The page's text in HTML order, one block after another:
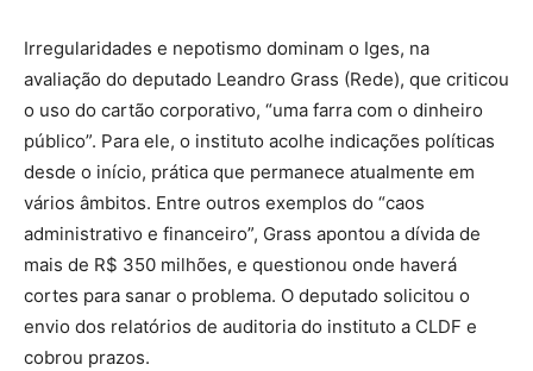
Irregularidades e nepotismo dominam o Iges, na
avaliação do deputado Leandro Grass (Rede), que criticou
o uso do cartão corporativo, “uma farra com o dinheiro
público”. Para ele, o instituto acolhe indicações políticas
desde o início, prática que permanece atualmente em
vários âmbitos. Entre outros exemplos do “caos
administrativo e financeiro”, Grass apontou a dívida de
mais de R$ 350 milhões, e questionou onde haverá
cortes para sanar o problema. O deputado solicitou o
envio dos relatórios de auditoria do instituto a CLDF e
cobrou prazos.